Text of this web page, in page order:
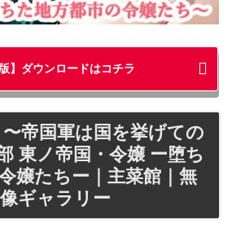
版】ダウンロードはコチラ
帝国軍は国を挙げての
東ノ帝国・令嬢 ー堕ち
嬢たちー｜主菜館｜無
ギャラリー